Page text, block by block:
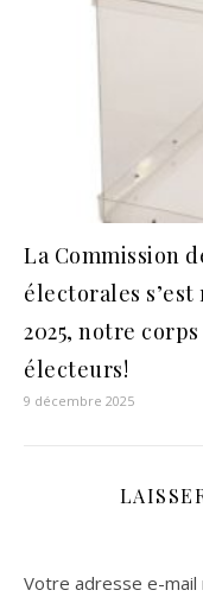
La Commission
électorales
2025, notre
électeurs!
9 décembre 2025
Votre adresse e-mail